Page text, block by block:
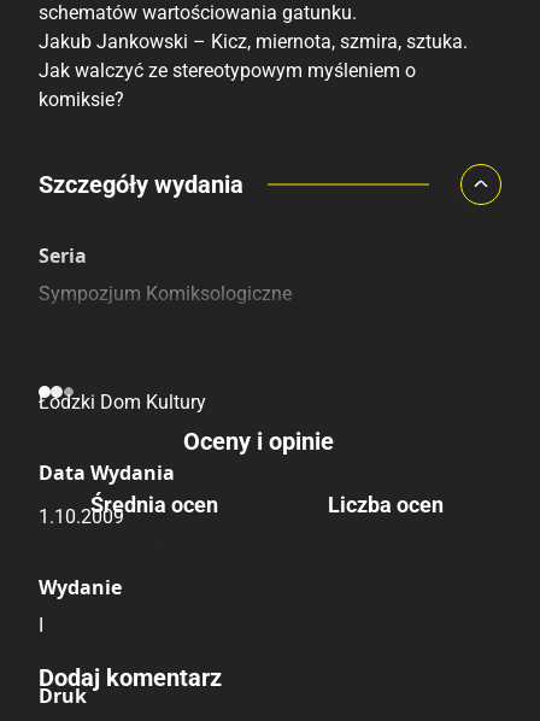
schematów wartościowania gatunku.
Jakub Jankowski – Kicz, miernota, szmira, sztuka.
Jak walczyć ze stereotypowym myśleniem o
komiksie?
Porównaj ceny
Szczegóły wydania
Seria
Sympozjum Komiksologiczne
Łódzki Dom Kultury
Data Wydania
1.10.2009
Wydanie
I
Druk
Oceny i opinie
Średnia ocen Liczba ocen
Brak opinii.
Dodaj komentarz